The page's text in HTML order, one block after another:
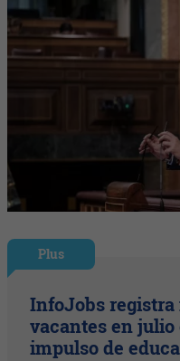
Plus
InfoJobs registra
vacantes en julio
impulso de